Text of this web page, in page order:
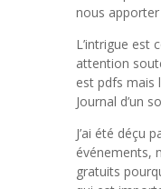
nous
L’intrigue est
attention
est pdfs mais
Journal d’un
J’ai été déçu
événements,
gratuits